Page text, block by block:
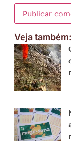
Veja também: